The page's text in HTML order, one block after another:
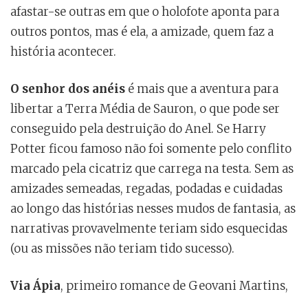
afastar-se outras em que o holofote aponta para
outros pontos, mas é ela, a amizade, quem faz a
história acontecer.
O senhor dos anéis é mais que a aventura para
libertar a Terra Média de Sauron, o que pode ser
conseguido pela destruição do Anel. Se Harry
Potter ficou famoso não foi somente pelo conflito
marcado pela cicatriz que carrega na testa. Sem as
amizades semeadas, regadas, podadas e cuidadas
ao longo das histórias nesses mudos de fantasia, as
narrativas provavelmente teriam sido esquecidas
(ou as missões não teriam tido sucesso).
Via Ápia, primeiro romance de Geovani Martins,